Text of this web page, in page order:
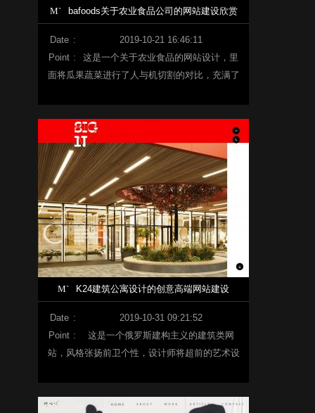
M` bafoods关于农业食品公司的网站建设欣赏
Date :
2019-10-21 16:46:11
Point :
这是一个关于农业食品的网站设计，里
面将瓜果蔬菜进行了人与机切割的对比，充满了
M` K24建筑公寓设计的创意高端网站建设
Date :
2019-10-31 09:21:52
Point :
这是一个俄罗斯建构主义的建筑类网
站，风格张扬前卫个性，设计师将超前的艺术设
其他领域。